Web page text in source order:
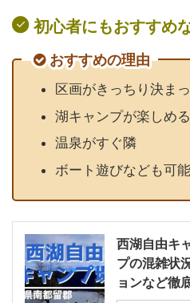
初心者にもおすすめ
おすすめの理由
区画がきっちり決ま
湖キャンプが楽しめる
温泉がすぐ隣
ボート遊びなども可能
西湖自由キ
プの混雑状
ョンなど徹